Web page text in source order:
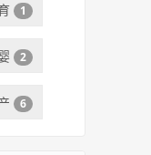
1
2
6